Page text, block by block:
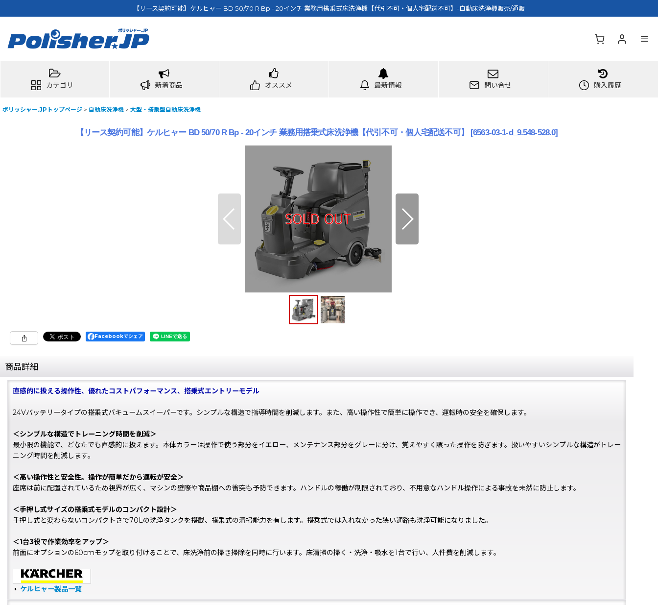
【リース契約可能】ケルヒャー BD 50/70 R Bp - 20インチ 業務用搭乗式床洗浄機【代引不可・個人宅配送不可】-自動床洗浄機販売/通販
カテゴリ 新着商品 オススメ 最新情報 問い合せ 購入履歴
ポリッシャー.JPトップページ > 自動床洗浄機 > 大型・搭乗型自動床洗浄機
【リース契約可能】ケルヒャー BD 50/70 R Bp - 20インチ 業務用搭乗式床洗浄機【代引不可・個人宅配送不可】 [6563-03-1-d_9.548-528.0]
Facebookでシェア
商品詳細
直感的に扱える操作性、優れたコストパフォーマンス、搭乗式エントリーモデル
24Vバッテリータイプの搭乗式バキュームスイーパーです。シンプルな構造で指導時間を削減します。また、高い操作性で簡単に操作でき、運転時の安全を確保します。
＜シンプルな構造でトレーニング時間を削減＞
最小限の機能で、どなたでも直感的に扱えます。本体カラーは操作で使う部分をイエロー、メンテナンス部分をグレーに分け、覚えやすく誤った操作を防ぎます。扱いやすいシンプルな構造がトレー
ニング時間を削減します。
＜高い操作性と安全性。操作が簡単だから運転が安全＞
座席は前に配置されているため視界が広く、マシンの壁際や商品棚への衝突も予防できます。ハンドルの稼働が制限されており、不用意なハンドル操作による事故を未然に防止します。
＜手押し式サイズの搭乗式モデルのコンパクト設計＞
手押し式と変わらないコンパクトさで70Lの洗浄タンクを搭載、搭乗式の清掃能力を有します。搭乗式では入れなかった狭い通路も洗浄可能になりました。
＜1台3役で作業効率をアップ＞
前面にオプションの60cmモップを取り付けることで、床洗浄前の掃き掃除を同時に行います。床清掃の掃く・洗浄・吸水を1台で行い、人件費を削減します。
ケルヒャー製品一覧